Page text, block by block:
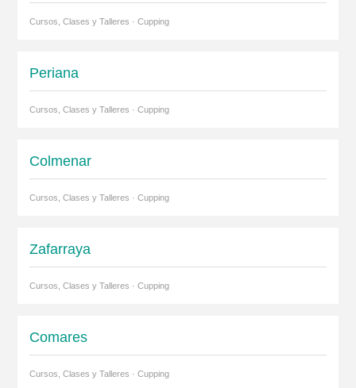
Cursos, Clases y Talleres · Cupping
Periana
Cursos, Clases y Talleres · Cupping
Colmenar
Cursos, Clases y Talleres · Cupping
Zafarraya
Cursos, Clases y Talleres · Cupping
Comares
Cursos, Clases y Talleres · Cupping